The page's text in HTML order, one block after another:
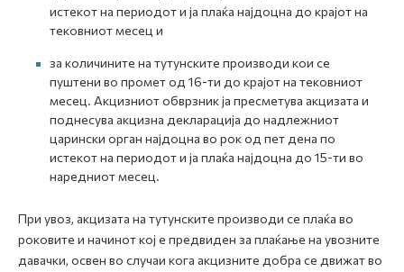
истекот на периодот и ја плаќа најдоцна до крајот на
тековниот месец и
за количините на тутунските производи кои се
пуштени во промет од 16-ти до крајот на тековниот
месец. Акцизниот обврзник ја пресметува акцизата и
поднесува акцизна декларација до надлежниот
царински орган најдоцна во рок од пет дена по
истекот на периодот и ја плаќа најдоцна до 15-ти во
наредниот месец.
При увоз, акцизата на тутунските производи се плаќа во
роковите и начинот кој е предвиден за плаќање на увозните
давачки, освен во случаи кога акцизните добра се движат во